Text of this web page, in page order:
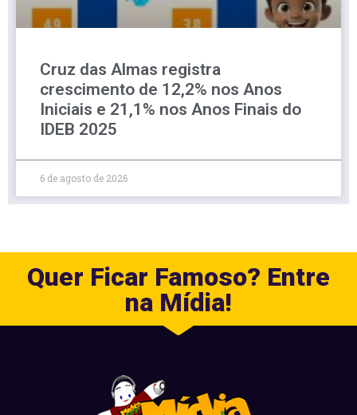
Cruz das Almas registra
crescimento de 12,2% nos Anos
Iniciais e 21,1% nos Anos Finais do
IDEB 2025
6 de agosto de 2026
Quer Ficar Famoso? Entre
na Mídia!